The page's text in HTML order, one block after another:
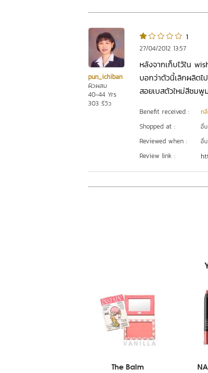
pun_ichiban
ผิวผสม
40-44 Yrs
303 รีวิว
1
27/04/2012 13:57
หลังจากเก็บไว้ใน
บอกว่าตัวนี้เลิกผลิตไ
สอยเบสตัวใหม่สีชมพู
Benefit received : ก
Shopped at : อื่
Reviewed when : อื่
Review link :
The Balm